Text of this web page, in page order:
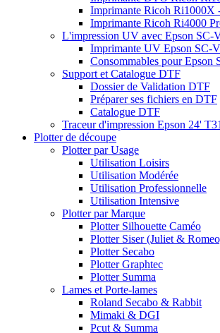
Imprimante Ricoh Ri1000X
Imprimante Ricoh Ri4000
L'impression UV avec Epson SC-
Imprimante UV Epson SC-
Consommables pour Epson
Support et Catalogue DTF
Dossier de Validation DTF
Préparer ses fichiers en DTF
Catalogue DTF
Traceur d'impression Epson 24'
Plotter de découpe
Plotter par Usage
Utilisation Loisirs
Utilisation Modérée
Utilisation Professionnelle
Utilisation Intensive
Plotter par Marque
Plotter Silhouette Caméo
Plotter Siser (Juliet &
Plotter Secabo
Plotter Graphtec
Plotter Summa
Lames et Porte-lames
Roland Secabo & Rabbit
Mimaki & DGI
Pcut & Summa